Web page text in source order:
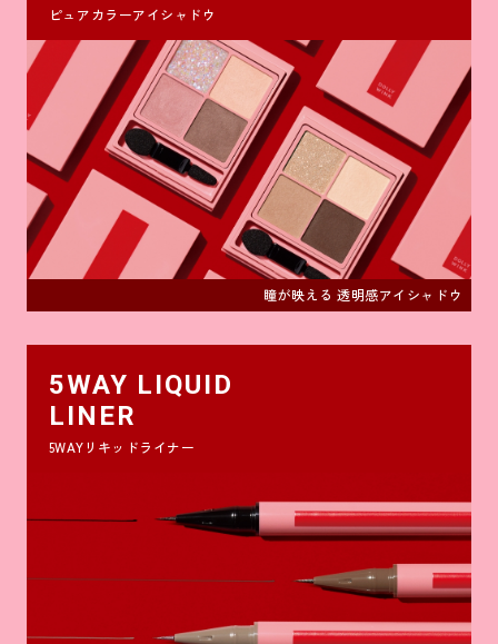
ピュアカラーアイシャドウ
瞳が映える 透明感アイシャドウ
5WAY LIQUID
LINER
5WAYリキッドライナー